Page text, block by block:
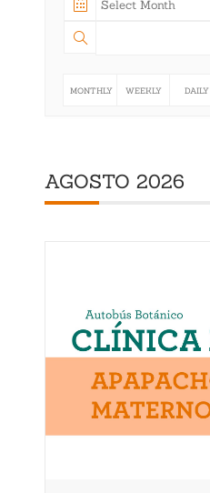
MONTHLY WEEKLY DAILY
AGOSTO 2026